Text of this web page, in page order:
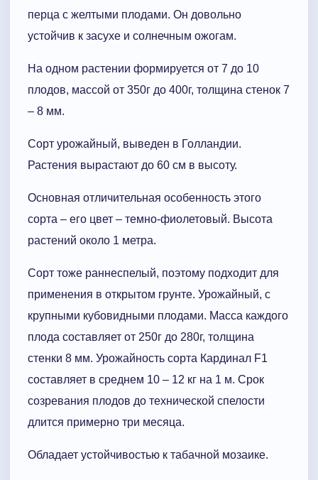
перца с желтыми плодами. Он довольно
устойчив к засухе и солнечным ожогам.
На одном растении формируется от 7 до 10
плодов, массой от 350г до 400г, толщина стенок 7
– 8 мм.
Сорт урожайный, выведен в Голландии.
Растения вырастают до 60 см в высоту.
Основная отличительная особенность этого
сорта – его цвет – темно-фиолетовый. Высота
растений около 1 метра.
Сорт тоже раннеспелый, поэтому подходит для
применения в открытом грунте. Урожайный, с
крупными кубовидными плодами. Масса каждого
плода составляет от 250г до 280г, толщина
стенки 8 мм. Урожайность сорта Кардинал F1
составляет в среднем 10 – 12 кг на 1 м. Срок
созревания плодов до технической спелости
длится примерно три месяца.
Обладает устойчивостью к табачной мозаике.